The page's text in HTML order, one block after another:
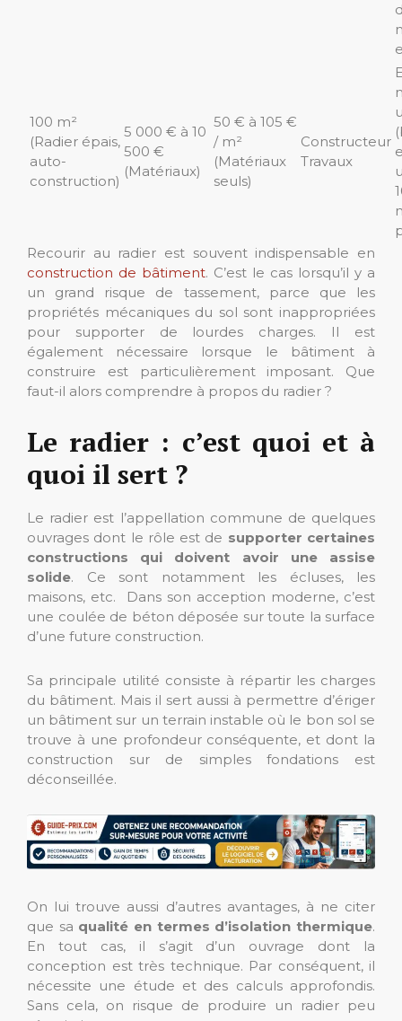
100 m²
(Radier épais,
auto-
construction)
5 000 € à 10
500 €
(Matériaux)
50 € à 105 €
/ m²
(Matériaux
seuls)
Constructeur
Travaux
Recourir au radier est souvent indispensable en
construction de bâtiment. C’est le cas lorsqu’il y a
un grand risque de tassement, parce que les
propriétés mécaniques du sol sont inappropriées
pour supporter de lourdes charges. Il est
également nécessaire lorsque le bâtiment à
construire est particulièrement imposant. Que
faut-il alors comprendre à propos du radier ?
Le radier : c’est quoi et à
quoi il sert ?
Le radier est l’appellation commune de quelques
ouvrages dont le rôle est de supporter certaines
constructions qui doivent avoir une assise
solide. Ce sont notamment les écluses, les
maisons, etc. Dans son acception moderne, c’est
une coulée de béton déposée sur toute la surface
d’une future construction.
Sa principale utilité consiste à répartir les charges
du bâtiment. Mais il sert aussi à permettre d’ériger
un bâtiment sur un terrain instable où le bon sol se
trouve à une profondeur conséquente, et dont la
construction sur de simples fondations est
déconseillée.
On lui trouve aussi d’autres avantages, à ne citer
que sa qualité en termes d’isolation thermique.
En tout cas, il s’agit d’un ouvrage dont la
conception est très technique. Par conséquent, il
nécessite une étude et des calculs approfondis.
Sans cela, on risque de produire un radier peu